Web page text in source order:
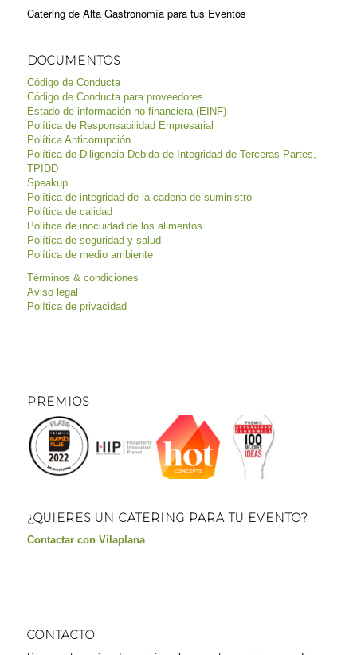
Catering de Alta Gastronomía para tus Eventos
DOCUMENTOS
Código de Conducta
Código de Conducta para proveedores
Estado de información no financiera (EINF)
Política de Responsabilidad Empresarial
Política Anticorrupción
Política de Diligencia Debida de Integridad de Terceras Partes,
TPIDD
Speakup
Política de integridad de la cadena de suministro
Política de calidad
Política de inocuidad de los alimentos
Política de seguridad y salud
Política de medio ambiente
Términos & condiciones
Aviso legal
Política de privacidad
PREMIOS
¿QUIERES UN CATERING PARA TU EVENTO?
Contactar con Vilaplana
CONTACTO